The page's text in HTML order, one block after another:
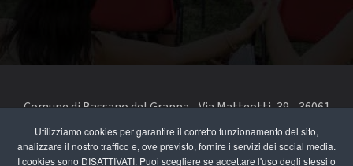
Utilizziamo cookies per garantire il corretto funzionamento del sito,
analizzare il nostro traffico e, ove previsto, fornire i servizi dei social media.
I cookies sono DISATTIVATI. Puoi scegliere se accettare l'uso degli stessi o
Comune di Bassano del Grappa - Via Matteotti, 39 - 36061
Bassano del Grappa VI - Telefono 0424 519111 - codice fiscale
e partita IVA 00168480242